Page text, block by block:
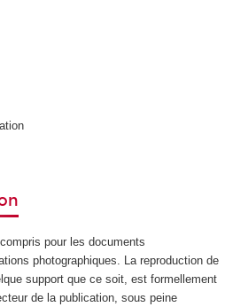
pour les documents
photographiques. La reproduction de
support que ce soit, est formellement
de la publication, sous peine